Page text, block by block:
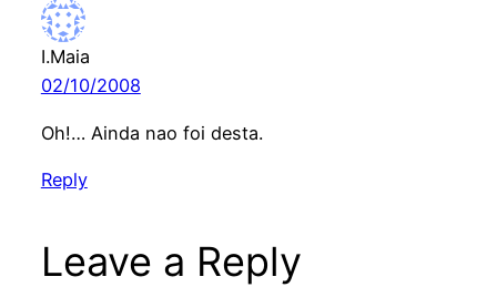
I.Maia
02/10/2008
Oh!… Ainda nao foi desta.
Reply
Leave a Reply